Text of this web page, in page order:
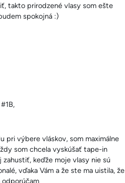
takto prirodzené vlasy som ešte
spokojná :)
pri výbere vláskov, som maximálne
som chcela vyskúšať tape-in
keďže moje vlasy nie sú
vďaka Vám a že ste ma uistila, že
odporúčam